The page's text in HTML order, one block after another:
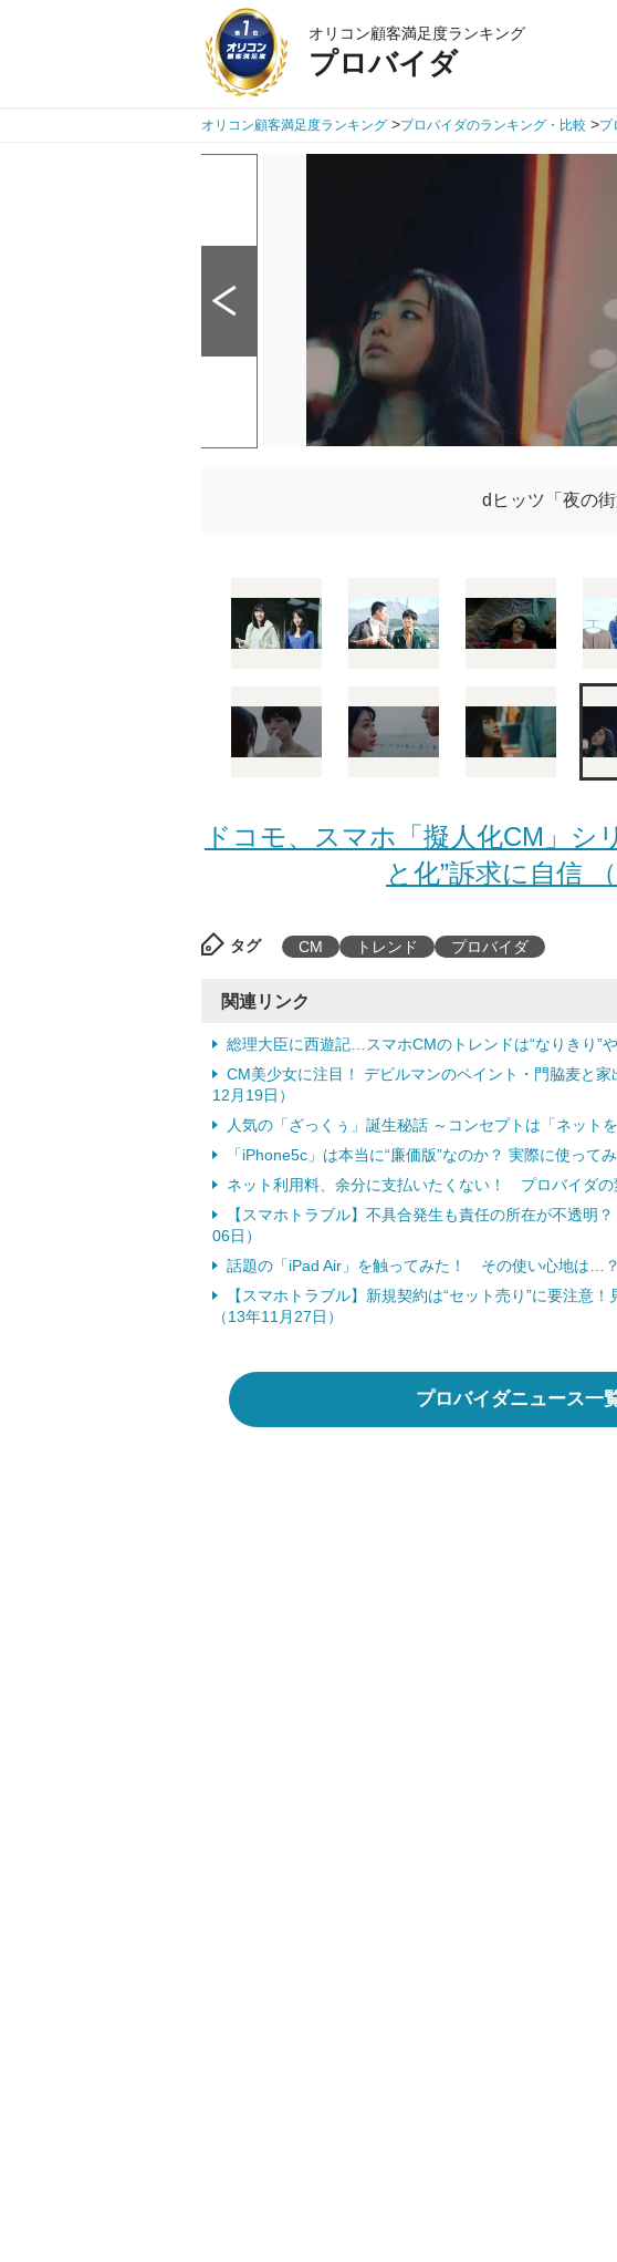
オリコン顧客満足度ランキング
プロバイダ
オリコン顧客満足度ランキング >プロバイダのランキング・比較 >プ
dヒッツ「夜の街
ドコモ、スマホ「擬人化CM」
と化”訴求に自信 （
タグ CM トレンド プロバイダ
関連リンク
総理大臣に西遊記…スマホCMのトレンドは“なりきり”
CM美少女に注目！ デビルマンのペイント・門脇麦と
12月19日）
人気の「ざっくぅ」誕生秘話 ～コンセプトは「ネット
「iPhone5c」は本当に“廉価版”なのか？ 実際に使って
ネット利用料、余分に支払いたくない！ プロバイダの
【スマホトラブル】不具合発生も責任の所在が不透明
06日）
話題の「iPad Air」を触ってみた！ その使い心地は…？
【スマホトラブル】新規契約は“セット売り”に要注意
（13年11月27日）
プロバイダニュース一